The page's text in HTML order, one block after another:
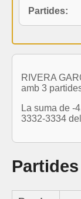
Partides:
RIVERA
amb 3
La suma de -
3332-3334
Partides